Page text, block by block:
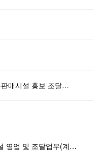
매시설 홍보 조달…
영업 및 조달업무(계…